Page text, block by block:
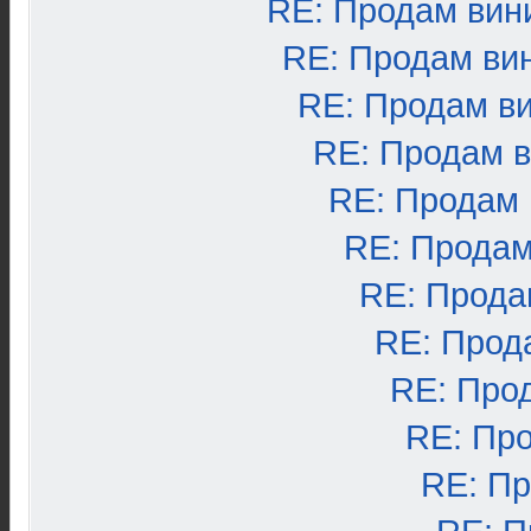
RE: Продам
RE: Продам
RE: Продам
RE: Продам
RE: Продам
RE:
RE:
RE:
RE:
RE:
RE: